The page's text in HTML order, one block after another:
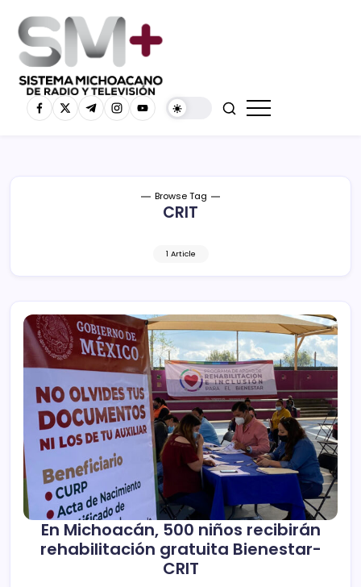
Browse Tag
CRIT
1 Article
En Michoacán, 500 niños recibirán
rehabilitación gratuita Bienestar-
CRIT